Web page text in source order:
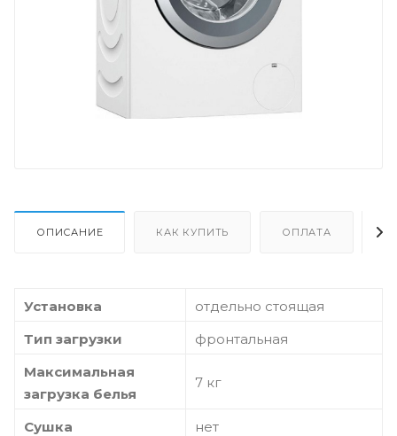
ОПИСАНИЕ КАК КУПИТЬ ОПЛАТА
Установка
отдельно стоящая
Тип загрузки
фронтальная
Максимальная
загрузка белья
7 кг
Сушка нет